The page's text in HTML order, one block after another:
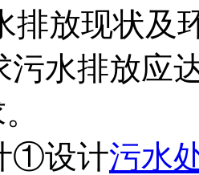
排放现状及
污水排放应
①设计污水